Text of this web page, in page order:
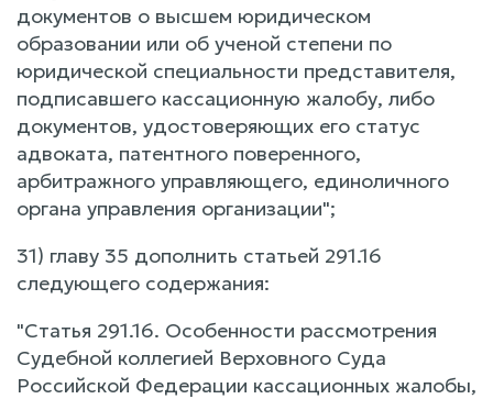
документов о высшем юридическом
образовании или об ученой степени по
юридической специальности представителя,
подписавшего кассационную жалобу, либо
документов, удостоверяющих его статус
адвоката, патентного поверенного,
арбитражного управляющего, единоличного
органа управления организации";
31) главу 35 дополнить статьей 291.16
следующего содержания:
"Статья 291.16. Особенности рассмотрения
Судебной коллегией Верховного Суда
Российской Федерации кассационных жалобы,